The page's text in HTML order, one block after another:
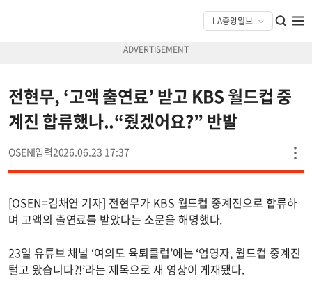
전현무, ‘고액 출연료’ 받고 KBS 월드컵 중
계진 합류했나..“줬겠어요?” 반발
OSEN 2026.06.23 17:37
[OSEN=김채연 기자] 전현무가 KBS 월드컵 중계진으로 합류하
며 고액의 출연료를 받았다는 소문을 해명했다.
23일 유튜브 채널 ‘여의도 육퇴클럽’에는 ‘엄영자, 월드컵 중계진
털고 왔습니다?!’라는 제목으로 새 영상이 게재됐다.